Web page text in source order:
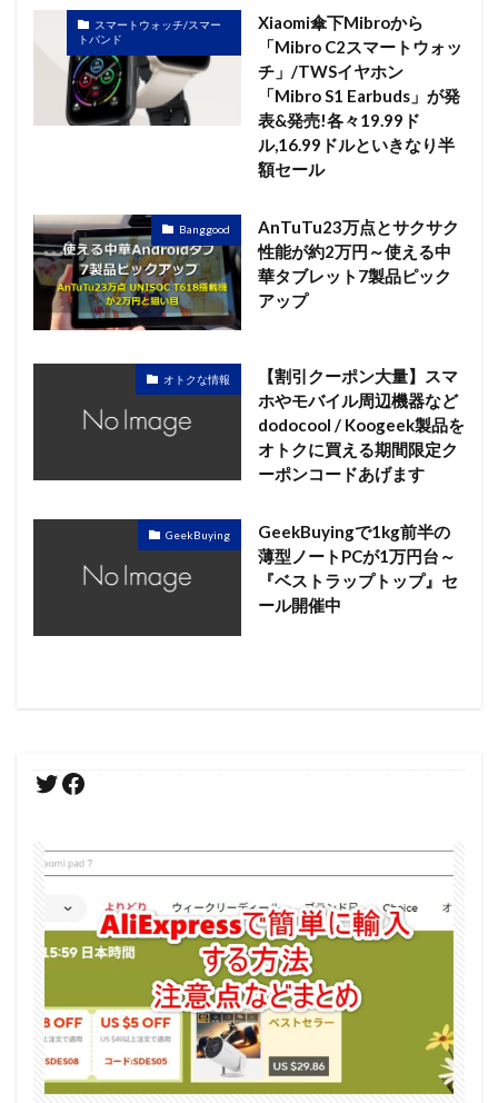
スマートウォッチ/スマー
トバンド
Xiaomi傘下Mibroから
「Mibro C2スマートウォッ
チ」/TWSイヤホン
「Mibro S1 Earbuds」が発
表&発売!各々19.99ド
ル,16.99ドルといきなり半
額セール
Banggood
AnTuTu23万点とサクサク
性能が約2万円～使える中
華タブレット7製品ピック
アップ
オトクな情報
【割引クーポン大量】スマ
ホやモバイル周辺機器など
dodocool / Koogeek製品を
オトクに買える期間限定ク
ーポンコードあげます
GeekBuying
GeekBuyingで1kg前半の
薄型ノートPCが1万円台～
『ベストラップトップ』セ
ール開催中